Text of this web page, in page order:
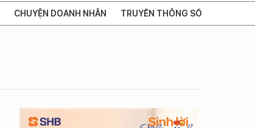
CHUYỆN DOANH NHÂN TRUYỀN THÔNG SỐ